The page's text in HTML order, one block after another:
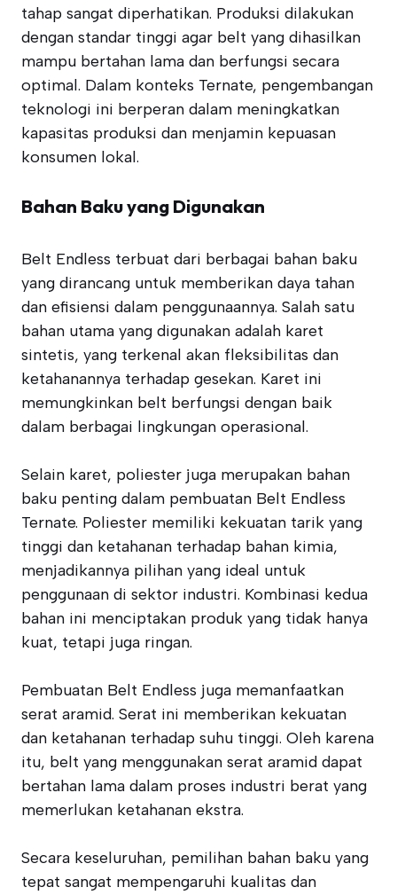
tahap sangat diperhatikan. Produksi dilakukan
dengan standar tinggi agar belt yang dihasilkan
mampu bertahan lama dan berfungsi secara
optimal. Dalam konteks Ternate, pengembangan
teknologi ini berperan dalam meningkatkan
kapasitas produksi dan menjamin kepuasan
konsumen lokal.
Bahan Baku yang Digunakan
Belt Endless terbuat dari berbagai bahan baku
yang dirancang untuk memberikan daya tahan
dan efisiensi dalam penggunaannya. Salah satu
bahan utama yang digunakan adalah karet
sintetis, yang terkenal akan fleksibilitas dan
ketahanannya terhadap gesekan. Karet ini
memungkinkan belt berfungsi dengan baik
dalam berbagai lingkungan operasional.
Selain karet, poliester juga merupakan bahan
baku penting dalam pembuatan Belt Endless
Ternate. Poliester memiliki kekuatan tarik yang
tinggi dan ketahanan terhadap bahan kimia,
menjadikannya pilihan yang ideal untuk
penggunaan di sektor industri. Kombinasi kedua
bahan ini menciptakan produk yang tidak hanya
kuat, tetapi juga ringan.
Pembuatan Belt Endless juga memanfaatkan
serat aramid. Serat ini memberikan kekuatan
dan ketahanan terhadap suhu tinggi. Oleh karena
itu, belt yang menggunakan serat aramid dapat
bertahan lama dalam proses industri berat yang
memerlukan ketahanan ekstra.
Secara keseluruhan, pemilihan bahan baku yang
tepat sangat mempengaruhi kualitas dan